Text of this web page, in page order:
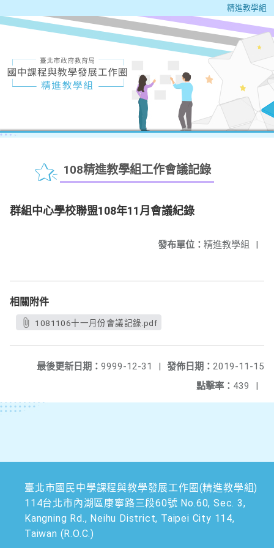
精進教學組
108精進教學組工作會議記錄
群組中心學校聯盟108年11月會議紀錄
發布單位： 精進教學組 |
相關附件
1081106十一月份會議記錄.pdf
發佈日期： 2019-11-15
最後更新日期： 9999-12-31
|
點擊率： 439 |
臺北市國民中學課程與教學發展工作圈(精進教學組)
114台北市內湖區康寧路三段60號 No.60, Sec. 3,
Kangning Rd., Neihu District, Taipei City 114,
Taiwan (R.O.C.)